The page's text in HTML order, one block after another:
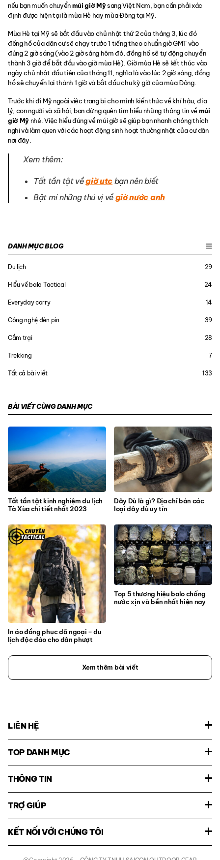
DANH MỤC BLOG
Du lịch 29
Hiểu về balo Tactical 24
Everyday carry 14
Công nghệ đèn pin 39
Cắm trại 28
Trekking 7
Tất cả bài viết 133
BÀI VIẾT CÙNG DANH MỤC
Tất tần tật kinh nghiệm du lịch
Tà Xùa chi tiết nhất 2023
Dây Dù là gì? Địa chỉ bán các
loại dây dù uy tín
In áo đồng phục dã ngoại – du
lịch độc đáo cho dân phượt
Top 5 thương hiệu balo chống
nước xịn và bền nhất hiện nay
Xem thêm bài viết
nếu bạn muốn chuyểnmúi giờ Mỹsang Việt Nam, bạn cần phải xác
định được hiện tại là mùa Hè hay mùa Đông tại Mỹ.
Mùa Hè tại Mỹ sẽ bắt đầu vào chủ nhật thứ 2 của tháng 3, lúc đó
đồng hồ của dân cư sẽ chạy trước 1 tiếng theo chuẩn giờ GMT vào
đúng 2 giờ sáng (vào 2 giờ sáng hôm đó, đồng hồ sẽ tự động chuyển
thành 3 giờ để bắt đầu vào giờ mùa Hè). Giờ mùa Hè sẽ kết thúc vào
ngày chủ nhật đầu tiên của tháng 11, nghĩa là vào lúc 2 giờ sáng, đồng
hồ sẽ chuyển lại thành 1 giờ và bắt đầu chu kỳ giờ của mùa Đông.
Trước khi đi Mỹ ngoài việc trang bị cho mình kiến thức về khí hậu, địa
lý, con người và xã hội, bạn đừng quên tìm hiểu những thông tin về múi
giờ Mỹnhé. Việc hiểu đúng về múi giờ sẽ giúp bạn nhanh chóng thích
nghi và làm quen với các hoạt động sinh hoạt thường nhật của cư dân
nơi đây.
Xem thêm:
Tất tần tật vềgiờ utc bạn nên biết
Bật mí những thú vị vềgiờ nước anh
LIÊN HỆ
TOP DANH MỤC
THÔNG TIN
TRỢ GIÚP
KẾT NỐI VỚI CHÚNG TÔI